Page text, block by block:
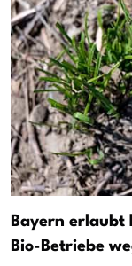
Bayern
Bio-Betriebe